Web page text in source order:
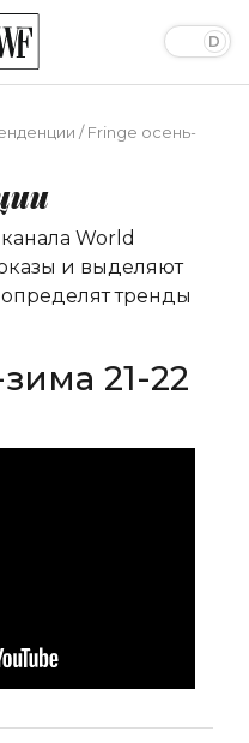
/Fringe осень-
World
и выделяют
тренды
21-22